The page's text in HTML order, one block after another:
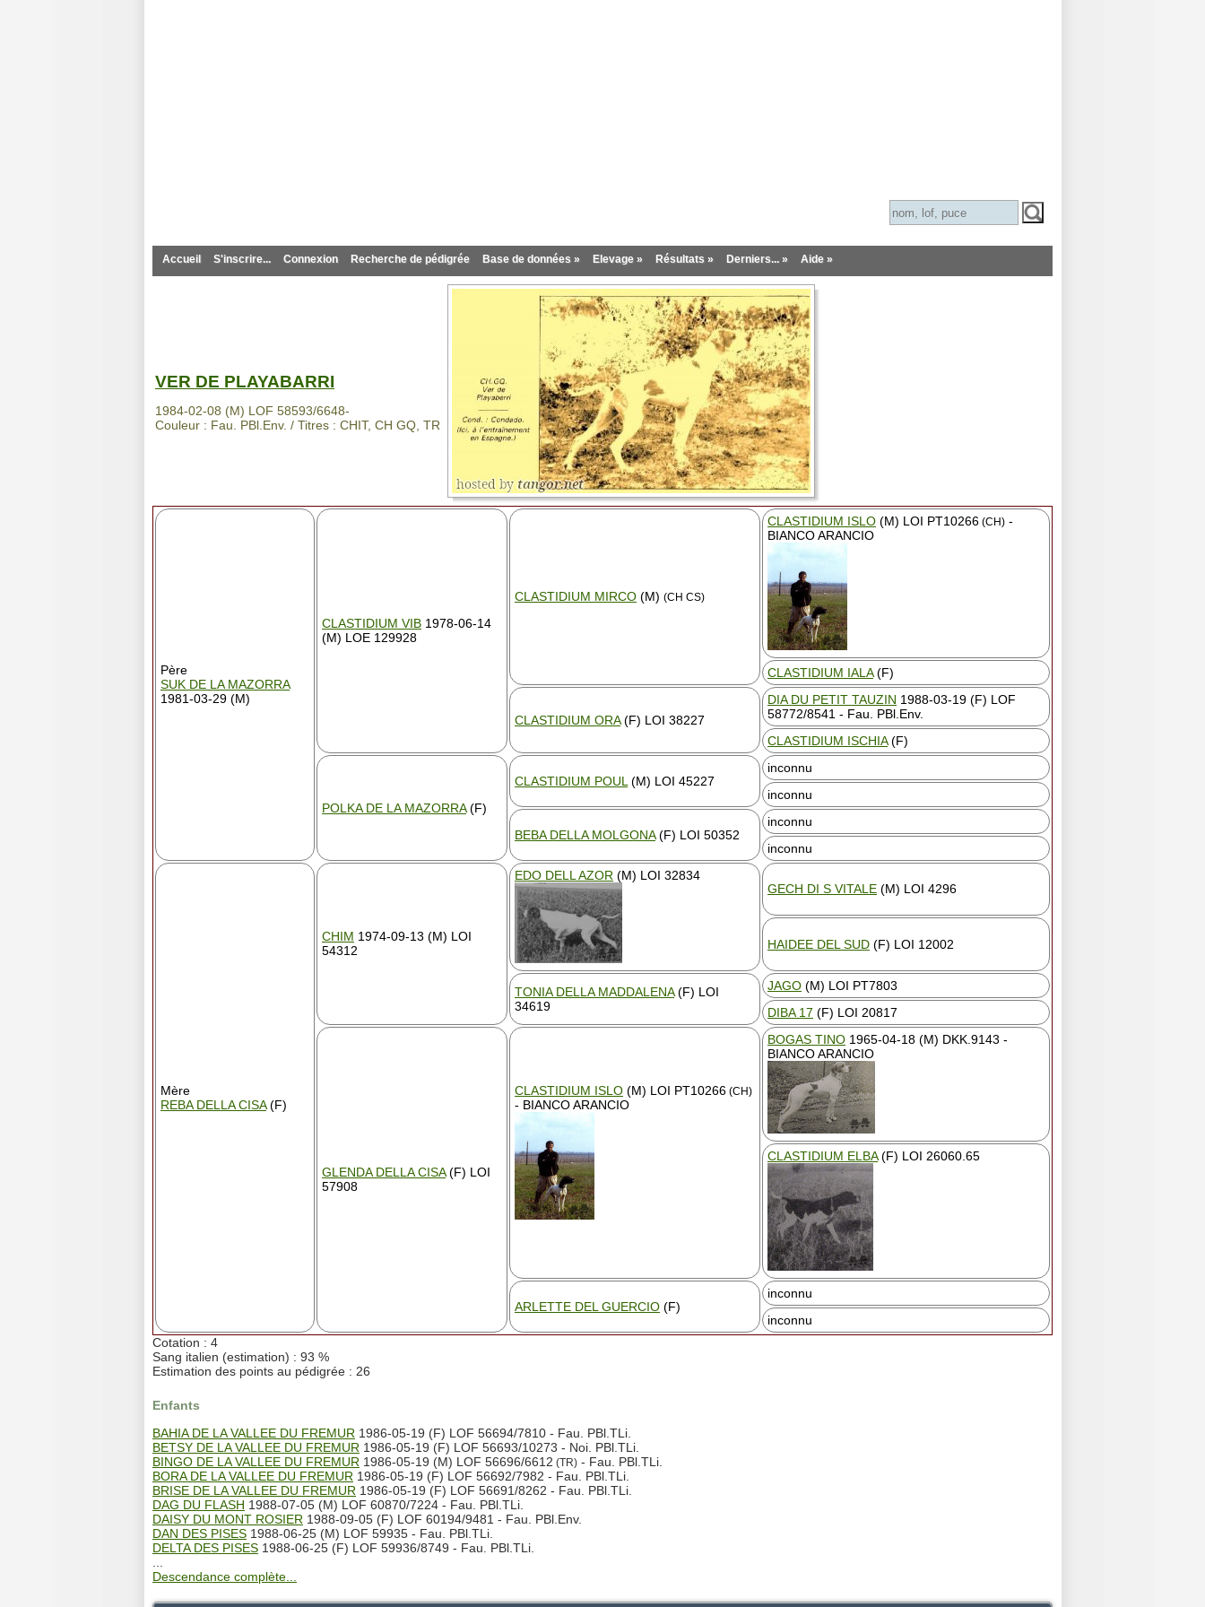
Accueil S'inscrire... Connexion Recherche de pédigrée Base de données » Elevage » Résultats » Derniers... » Aide »
VER DE PLAYABARRI
1984-02-08 (M) LOF 58593/6648-
Couleur : Fau. PBl.Env. / Titres : CHIT, CH GQ, TR
Père
SUK DE LA MAZORRA
1981-03-29 (M)
CLASTIDIUM VIB 1978-06-14
(M) LOE 129928
CLASTIDIUM MIRCO (M) (CH CS)
CLASTIDIUM ISLO (M) LOI PT10266 (CH) -
BIANCO ARANCIO
CLASTIDIUM IALA(F)
CLASTIDIUM ORA(F) LOI 38227
DIA DU PETIT TAUZIN 1988-03-19 (F) LOF
58772/8541 - Fau. PBl.Env.
CLASTIDIUM ISCHIA(F)
POLKA DE LA MAZORRA(F)
CLASTIDIUM POUL (M) LOI 45227
inconnu
inconnu
BEBA DELLA MOLGONA(F) LOI 50352
inconnu
inconnu
Mère
REBA DELLA CISA(F)
CHIM 1974-09-13 (M) LOI
54312
EDO DELL AZOR (M) LOI 32834
GECH DI S VITALE (M) LOI 4296
HAIDEE DEL SUD (F) LOI 12002
TONIA DELLA MADDALENA(F) LOI
34619
JAGO (M) LOI PT7803
DIBA 17 (F) LOI 20817
GLENDA DELLA CISA(F) LOI
57908
CLASTIDIUM ISLO (M) LOI PT10266 (CH)
- BIANCO ARANCIO
BOGAS TINO 1965-04-18 (M) DKK.9143 -
BIANCO ARANCIO
CLASTIDIUM ELBA(F) LOI 26060.65
ARLETTE DEL GUERCIO (F)
inconnu
inconnu
Cotation : 4
Sang italien (estimation) : 93 %
Estimation des points au pédigrée : 26
Enfants
BAHIA DE LA VALLEE DU FREMUR 1986-05-19 (F) LOF 56694/7810 - Fau. PBl.TLi.
BETSY DE LA VALLEE DU FREMUR 1986-05-19 (F) LOF 56693/10273 - Noi. PBl.TLi.
BINGO DE LA VALLEE DU FREMUR 1986-05-19 (M) LOF 56696/6612 (TR) - Fau. PBl.TLi.
BORA DE LA VALLEE DU FREMUR 1986-05-19 (F) LOF 56692/7982 - Fau. PBl.TLi.
BRISE DE LA VALLEE DU FREMUR 1986-05-19 (F) LOF 56691/8262 - Fau. PBl.TLi.
DAG DU FLASH 1988-07-05 (M) LOF 60870/7224 - Fau. PBl.TLi.
DAISY DU MONT ROSIER 1988-09-05 (F) LOF 60194/9481 - Fau. PBl.Env.
DAN DES PISES 1988-06-25 (M) LOF 59935 - Fau. PBl.TLi.
DELTA DES PISES 1988-06-25 (F) LOF 59936/8749 - Fau. PBl.TLi.
Descendance complète...